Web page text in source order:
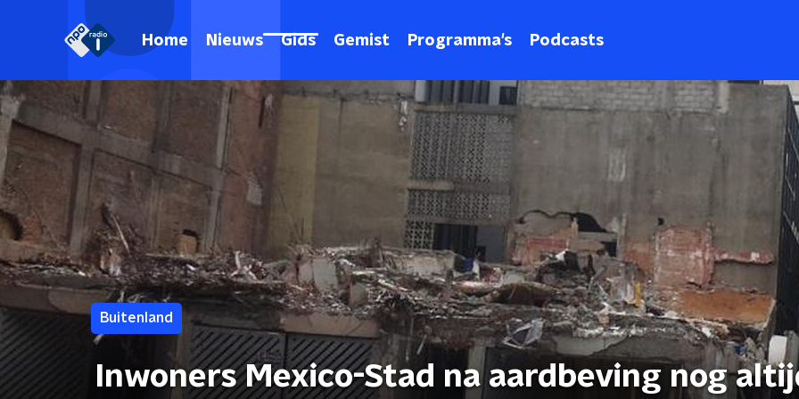
Home Nieuws Gids Gemist Programma's Podcasts
Buitenland
Inwoners Mexico-Stad na aardbeving nog